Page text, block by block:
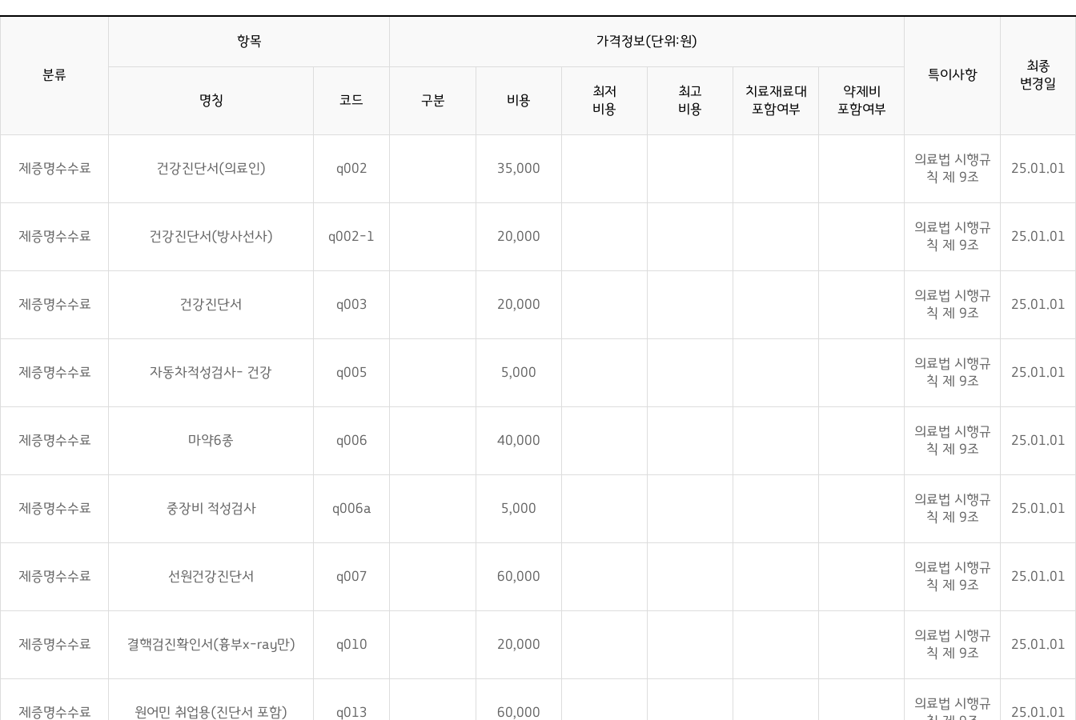
분류
항목 가격정보(단위:원)
특이사항
최종
변경일
명칭
코드 구분 비용
최저
비용
최고
비용
치료재료대
포함여부
약제비
포함여부
제증명수수료 건강진단서(의료인) q002 35,000
의료법 시행규
칙 제 9조
25.01.01
제증명수수료 건강진단서(방사선사) q002-1 20,000
의료법 시행규
칙 제 9조
25.01.01
제증명수수료 건강진단서 q003 20,000
의료법 시행규
칙 제 9조
25.01.01
제증명수수료 자동차적성검사- 건강 q005 5,000
의료법 시행규
칙 제 9조
25.01.01
제증명수수료 마약6종 q006 40,000
의료법 시행규
칙 제 9조
25.01.01
제증명수수료 중장비 적성검사 q006a 5,000
의료법 시행규
칙 제 9조
25.01.01
제증명수수료 선원건강진단서 q007 60,000
의료법 시행규
칙 제 9조
25.01.01
제증명수수료 결핵검진확인서(흉부x-ray만) q010 20,000
의료법 시행규
칙 제 9조
25.01.01
제증명수수료 원어민 취업용(진단서 포함) q013 60,000
의료법 시행규
25.01.01